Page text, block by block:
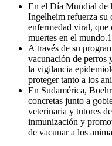
En el Día Mundial de
Ingelheim refuerza su
enfermedad viral, que
muertes en el mundo.1
A través de su
vacunación de perros
la vigilancia
proteger tanto a los
En Sudamérica,
concretas junto a
veterinaria y tutores
inmunización y
de vacunar a los